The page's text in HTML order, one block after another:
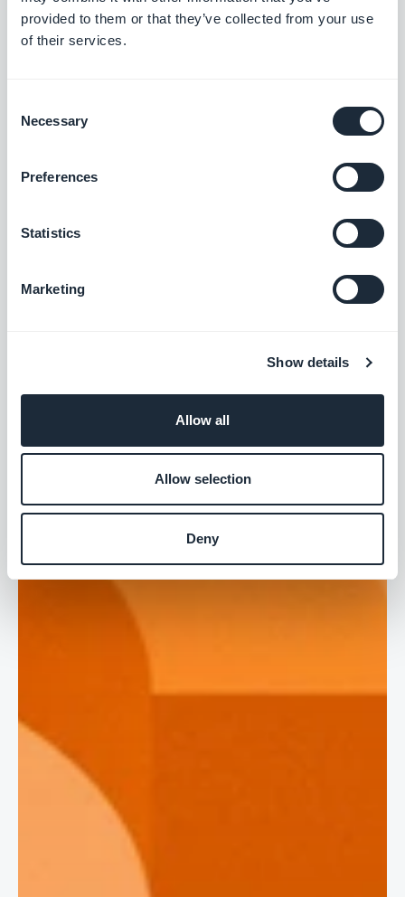
provided to them or that they’ve collected from your use
of their services.
Selection
Necessary
Preferences
Statistics
Marketing
Show details
Allow all
Allow selection
Deny